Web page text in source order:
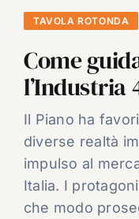
DAL MERCATO
CARRIERE
VIDEO
EVENTI
CHI SIAMO
TAVOLA ROTONDA
Come
l’Industria
Il Piano ha
diverse realtà
impulso al
Italia. I
che modo